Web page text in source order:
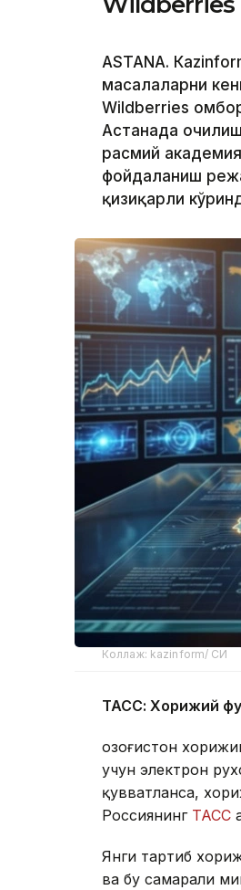
ASTANА.
масалаларни
Wildberries
Астанада
расмий
фойдаланиш
қизиқарли
Коллаж: kazinform/ СИ
ТАСС: Хорижий
Қозоғистон
учун электрон
қувватланса,
Россиянинг ТАСС
Янги тартиб
ва бу самарали